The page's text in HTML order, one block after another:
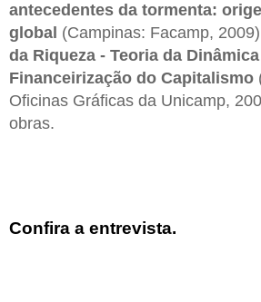
antecedentes da tormenta:
global (Campinas: Facamp,
da Riqueza - Teoria da
Financeirização do Capitalismo
Oficinas Gráficas da Unicamp,
obras.
Confira a entrevista.